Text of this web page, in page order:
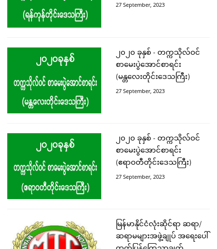
27 September, 2023
၂၀၂၀ ခုနှစ် - တက္ကသိုလ်ဝင်
စာမေးပွဲအောင်စာရင်း
(မန္တလေးတိုင်းဒေသကြီး)
27 September, 2023
၂၀၂၀ ခုနှစ် - တက္ကသိုလ်ဝင်
စာမေးပွဲအောင်စာရင်း
(ဧရာဝတီတိုင်းဒေသကြီး)
27 September, 2023
မြန်မာနိုင်ငံလုံးဆိုင်ရာ ဆရာ/
ဆရာမများအဖွဲ့ချုပ် အရေးပေါ်